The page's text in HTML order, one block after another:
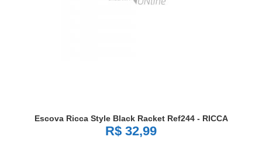
Escova Ricca Style Black Racket Ref244 - RICCA
R$ 32,99